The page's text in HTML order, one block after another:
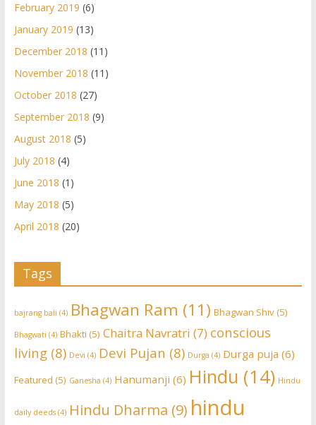
February 2019 (6)
January 2019 (13)
December 2018 (11)
November 2018 (11)
October 2018 (27)
September 2018 (9)
August 2018 (5)
July 2018 (4)
June 2018 (1)
May 2018 (5)
April 2018 (20)
Tags
bajrang bali (4) Bhagwan Ram (11) Bhagwan Shiv(5)
Bhagwati (4) Bhakti (5) Chaitra Navratri (7) conscious
living(8) Devi (4) Devi Pujan (8) Durga (4) Durga puja (6)
Featured (5) Ganesha (4) Hanumanji (6) Hindu (14) Hindu
daily deeds(4) Hindu Dharma (9) hindu